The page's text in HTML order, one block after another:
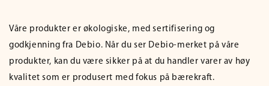
Våre produkter er økologiske, med sertifisering og
godkjenning fra Debio. Når du ser Debio-merket på våre
produkter, kan du være sikker på at du handler varer av høy
kvalitet som er produsert med fokus på bærekraft.